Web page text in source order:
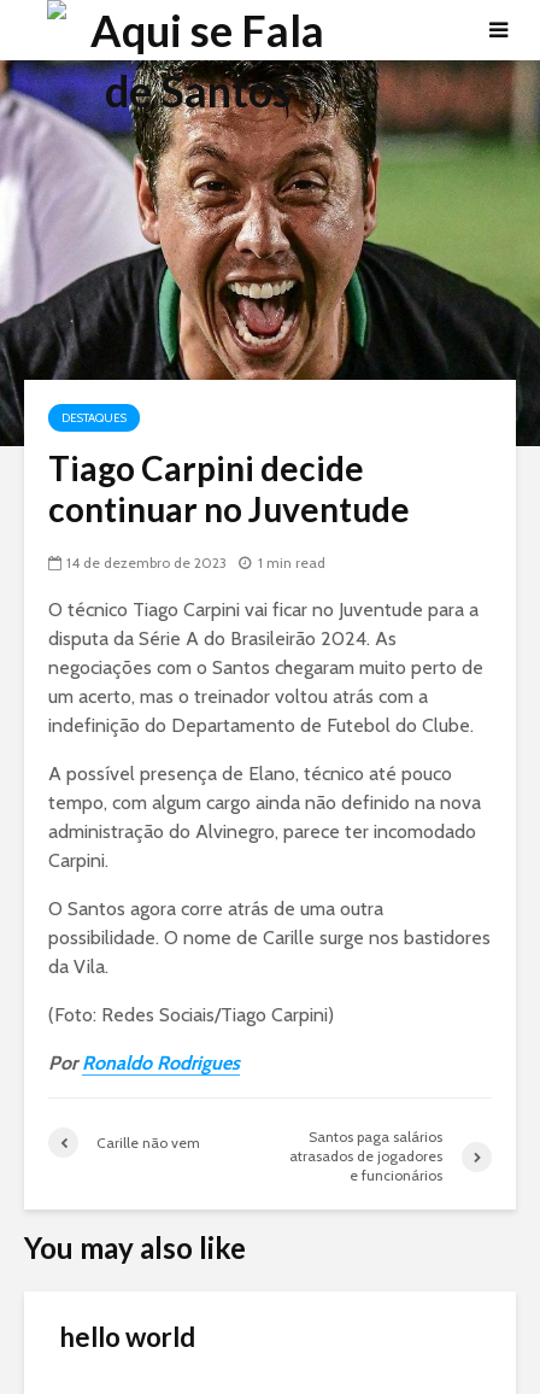
DESTAQUES
Tiago Carpini decide
continuar no Juventude
14 de dezembro de 2023 1 min read
O técnico Tiago Carpini vai ficar no Juventude para a
disputa da Série A do Brasileirão 2024. As
negociações com o Santos chegaram muito perto de
um acerto, mas o treinador voltou atrás com a
indefinição do Departamento de Futebol do Clube.
A possível presença de Elano, técnico até pouco
tempo, com algum cargo ainda não definido na nova
administração do Alvinegro, parece ter incomodado
Carpini.
O Santos agora corre atrás de uma outra
possibilidade. O nome de Carille surge nos bastidores
da Vila.
(Foto: Redes Sociais/Tiago Carpini)
PorRonaldo Rodrigues
Carille não vem
Santos paga salários
atrasados de jogadores
e funcionários
You may also like
hello world